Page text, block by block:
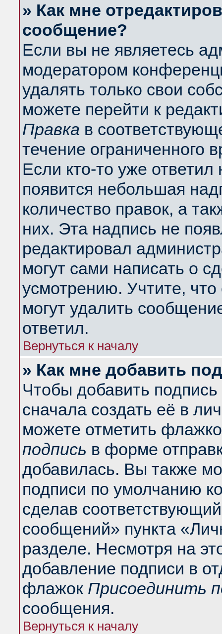
» Как мне
сообщение?
Если вы не являетесь
модератором
удалять только свои
можете перейти к
Правка в
течение ограниченного
Если кто-то уже
появится небольшая
количество правок, а
них. Эта надпись не
редактировал
могут сами написать о
усмотрению. Учтите,
могут удалить
ответил.
Вернуться к началу
» Как мне добавить
Чтобы добавить
сначала создать её в
можете отметить
подпись в форме
добавилась. Вы также
подписи по умолчанию
сделав
сообщений» пункта
разделе. Несмотря на
добавление подписи в
флажок Присоединить
сообщения.
Вернуться к началу